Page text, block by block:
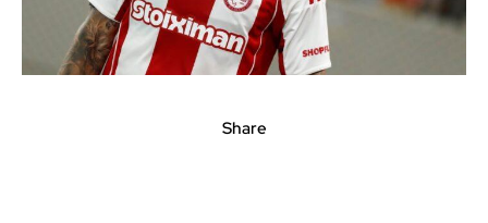
Share